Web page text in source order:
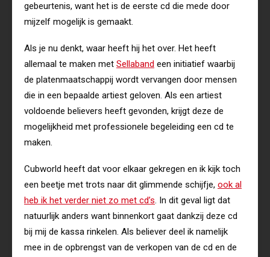
gebeurtenis, want het is de eerste cd die mede door
mijzelf mogelijk is gemaakt.
Als je nu denkt, waar heeft hij het over. Het heeft
allemaal te maken met Sellaband een initiatief waarbij
de platenmaatschappij wordt vervangen door mensen
die in een bepaalde artiest geloven. Als een artiest
voldoende believers heeft gevonden, krijgt deze de
mogelijkheid met professionele begeleiding een cd te
maken.
Cubworld heeft dat voor elkaar gekregen en ik kijk toch
een beetje met trots naar dit glimmende schijfje, ook al
heb ik het verder niet zo met cd’s. In dit geval ligt dat
natuurlijk anders want binnenkort gaat dankzij deze cd
bij mij de kassa rinkelen. Als believer deel ik namelijk
mee in de opbrengst van de verkopen van de cd en de